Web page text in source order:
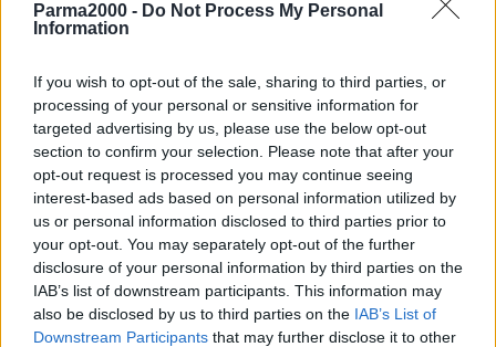
Parma2000 - Do Not Process My Personal
Information
If you wish to opt-out of the sale, sharing to third parties, or
processing of your personal or sensitive information for
targeted advertising by us, please use the below opt-out
section to confirm your selection. Please note that after your
opt-out request is processed you may continue seeing
interest-based ads based on personal information utilized by
us or personal information disclosed to third parties prior to
your opt-out. You may separately opt-out of the further
disclosure of your personal information by third parties on the
IAB’s list of downstream participants. This information may
also be disclosed by us to third parties on the IAB’s List of
Downstream Participants that may further disclose it to other
prosegue -, ha effettuato operazioni d’assalto nella città di
Severodonetsk, cercando di prendere piede nella parte centrale
La pressione su Severodonetsk continua e il 13 giugno le truppe
ucraine che combattono nella città del Lugansk sono state
avvertite: arrendersi o morire. Per il vice comandante del
dipartimento della Milizia dell’autoproclamata repubblica di
Donetsk, Eduard Basurin, le unità di Kiev non hanno altra opzione:
“Seguire l’esempio dei loro colleghi di Mariupol e arrendersi, o
morire”. Severodonetsk, quindi, continua a rappresentare il cuore
della battaglia e il suo destino appare decisivo. Secondo
l’intelligence britannica, “il principale sforzo operativo della Russia
rimane l’assalto alla sacca di Severodonetsk nel Donbass e il suo